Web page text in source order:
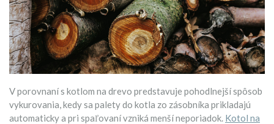
V porovnaní s kotlom na drevo predstavuje pohodlnejší spôsob
vykurovania, kedy sa palety do kotla zo zásobníka prikladajú
automaticky a pri spaľovaní vzniká menší neporiadok. Kotol na